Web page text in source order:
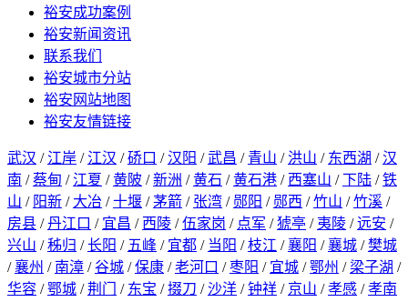
裕安成功案例
裕安新闻资讯
联系我们
裕安城市分站
裕安网站地图
裕安友情链接
武汉 / 江岸 / 江汉 /硚口 /汉阳 /武昌 / 青山 / 洪山 / 东西湖 /汉
南 /蔡甸 / 江夏 /黄陂 /新洲 /黄石 /黄石港 / 西塞山 /下陆 /铁
山 / 阳新 / 大冶 /十堰 /茅箭 / 张湾 / 郧阳 / 郧西 /竹山 /竹溪 /
房县 /丹江口 / 宜昌 / 西陵 /伍家岗 / 点军 /猇亭 / 夷陵 /远安 /
兴山 /秭归 /长阳 / 五峰 / 宜都 / 当阳 /枝江 /襄阳 /襄城 /樊城
/襄州 / 南漳 /谷城 /保康 /老河口 /枣阳 / 宜城 /鄂州 / 梁子湖 /
华容 /鄂城 /荆门 / 东宝 /掇刀 /沙洋 /钟祥 / 京山 /孝感 /孝南